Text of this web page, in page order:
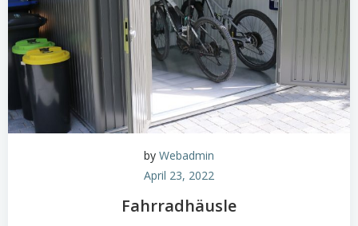
by Webadmin
April 23, 2022
Fahrradhäusle